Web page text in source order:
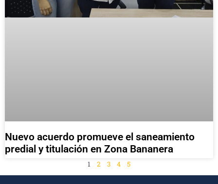
Nuevo acuerdo promueve el saneamiento
predial y titulación en Zona Bananera
1 2 3 4 5